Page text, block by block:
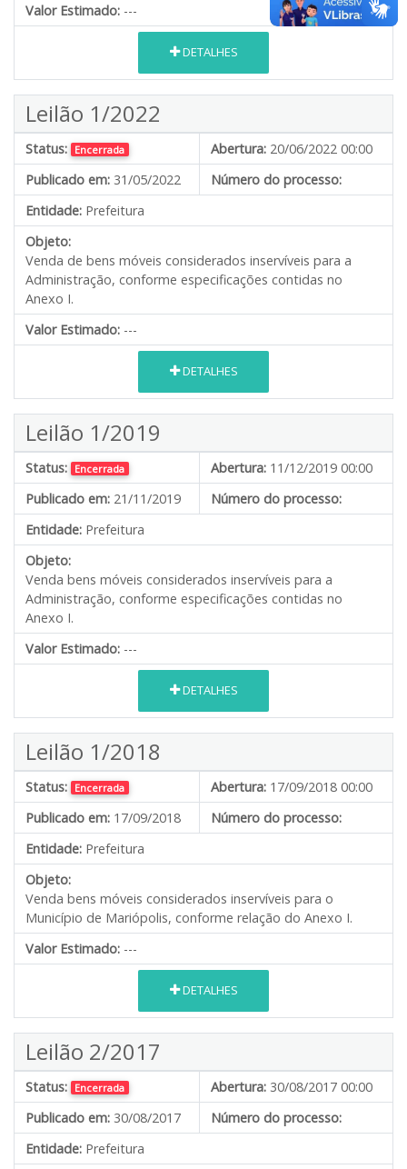
Valor Estimado: ---
DETALHES
Leilão 1/2022
Status: Encerrada Abertura: 20/06/2022 00:00
Publicado em: 31/05/2022
Número do processo:
Entidade: Prefeitura
Objeto:
Venda de bens móveis considerados inservíveis para a
Administração, conforme especificações contidas no
Anexo I.
Valor Estimado: ---
DETALHES
Leilão 1/2019
Status: Encerrada Abertura: 11/12/2019 00:00
Publicado em: 21/11/2019
Número do processo:
Entidade: Prefeitura
Objeto:
Venda bens móveis considerados inservíveis para a
Administração, conforme especificações contidas no
Anexo I.
Valor Estimado: ---
DETALHES
Leilão 1/2018
Status: Encerrada Abertura: 17/09/2018 00:00
Publicado em: 17/09/2018
Número do processo:
Entidade: Prefeitura
Objeto:
Venda bens móveis considerados inservíveis para o
Município de Mariópolis, conforme relação do Anexo I.
Valor Estimado: ---
DETALHES
Leilão 2/2017
Status: Encerrada Abertura: 30/08/2017 00:00
Publicado em: 30/08/2017
Número do processo:
Entidade: Prefeitura